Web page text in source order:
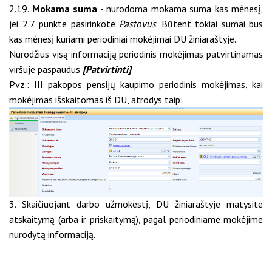
2.19. Mokama suma - nurodoma mokama suma kas mėnesį,
jei 2.7. punkte pasirinkote Pastovus. Būtent tokiai sumai bus
kas mėnesį kuriami periodiniai mokėjimai DU žiniaraštyje.
Nurodžius visą informaciją periodinis mokėjimas patvirtinamas
viršuje paspaudus [Patvirtinti]
Pvz.: III pakopos pensijų kaupimo periodinis mokėjimas, kai
mokėjimas išskaitomas iš DU, atrodys taip:
3. Skaičiuojant darbo užmokestį, DU žiniaraštyje matysite
atskaitymą (arba ir priskaitymą), pagal periodiniame mokėjime
nurodytą informaciją.